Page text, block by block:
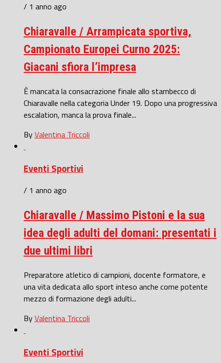
/ 1 anno ago
Chiaravalle / Arrampicata sportiva,
Campionato Europei Curno 2025:
Giacani sfiora l’impresa
È mancata la consacrazione finale allo stambecco di
Chiaravalle nella categoria Under 19. Dopo una progressiva
escalation, manca la prova finale...
ByValentina Triccoli
Eventi Sportivi
/ 1 anno ago
Chiaravalle / Massimo Pistoni e la sua
idea degli adulti del domani: presentati i
due ultimi libri
Preparatore atletico di campioni, docente formatore, e
una vita dedicata allo sport inteso anche come potente
mezzo di formazione degli adulti...
ByValentina Triccoli
Eventi Sportivi